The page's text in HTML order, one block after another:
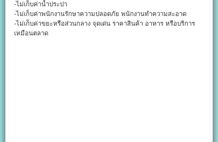
-ไม่เก็บค่าน้ำประปา
-ไม่เก็บค่าพนักงานรักษาความปลอดภัย พนักงานทำความสะอาด
-ไม่เก็บค่าขยะหรือส่วนกลาง จุดเด่น ราคาสินค้า อาหาร หรือบริการ
เหมือนตลาด